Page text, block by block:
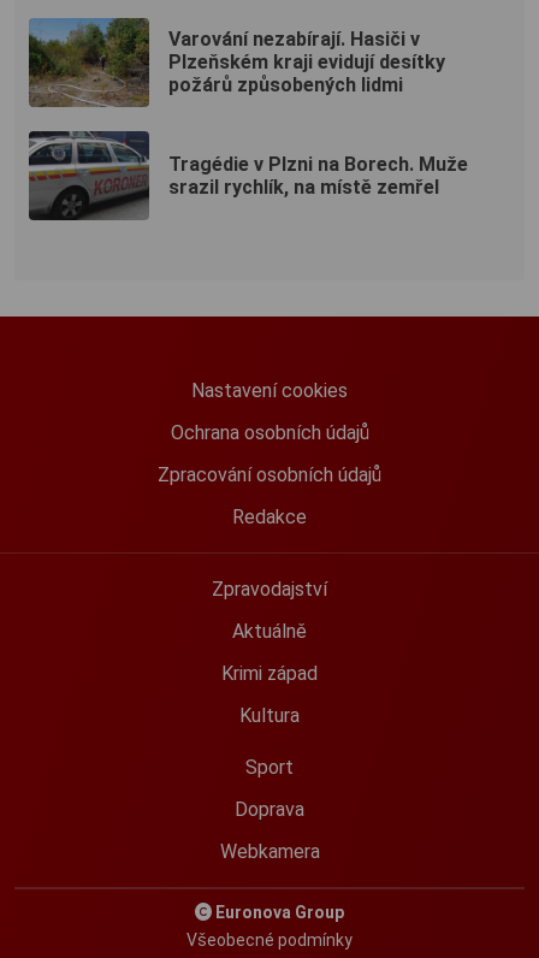
Varování nezabírají. Hasiči v
Plzeňském kraji evidují desítky
požárů způsobených lidmi
Tragédie v Plzni na Borech. Muže
srazil rychlík, na místě zemřel
Nastavení cookies
Ochrana osobních údajů
Zpracování osobních údajů
Redakce
Zpravodajství
Aktuálně
Krimi západ
Kultura
Sport
Doprava
Webkamera
Euronova Group
Všeobecné podmínky